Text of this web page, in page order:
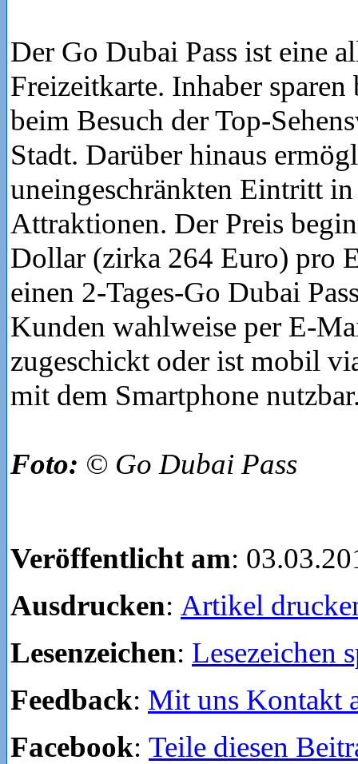
Der Go Dubai Pass ist eine
Freizeitkarte. Inhaber
beim Besuch der Top-
Stadt. Darüber hinaus
uneingeschränkten Eintritt
Attraktionen. Der Preis
Dollar (zirka 264 Euro) pro
einen 2-Tages-Go Dubai
Kunden wahlweise per E-
zugeschickt oder ist mobil
mit dem Smartphone
Foto: © Go Dubai Pass
Veröffentlicht am:
Ausdrucken: Artikel
Lesenzeichen: Lesezeichen
Feedback: Mit uns Kontakt
Facebook: Teile diesen